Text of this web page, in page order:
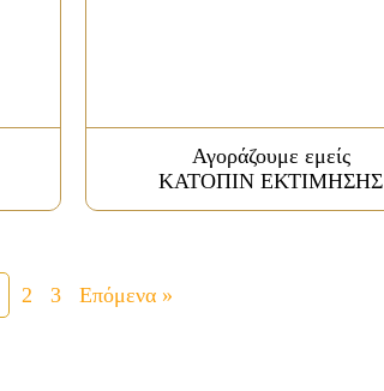
Αγοράζουμε εμείς
ΚΑΤΟΠΙΝ ΕΚΤΙΜΗΣΗΣ
2 3 Επόμενα »